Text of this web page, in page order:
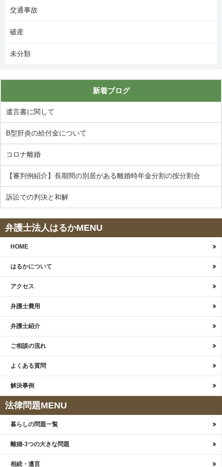
交通事故
破産
未分類
新着ブログ
遺言書に関して
B型肝炎の給付金について
コロナ離婚
【審判例紹介】長期間の別居がある離婚時年金分割の按分割合
訴訟での判決と和解
弁護士法人はるかMENU
HOME
はるかについて
アクセス
弁護士費用
弁護士紹介
ご相談の流れ
よくある質問
解決事例
法律問題MENU
暮らしの問題一覧
離婚-3つの大きな問題
相続・遺言